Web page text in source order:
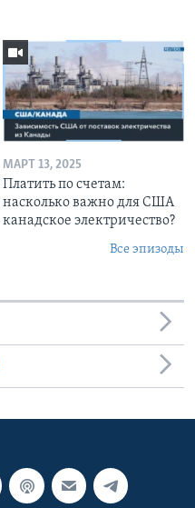
МАРТ 13, 2025
Платить по счетам:
насколько важно для США
канадское электричество?
Все эпизоды